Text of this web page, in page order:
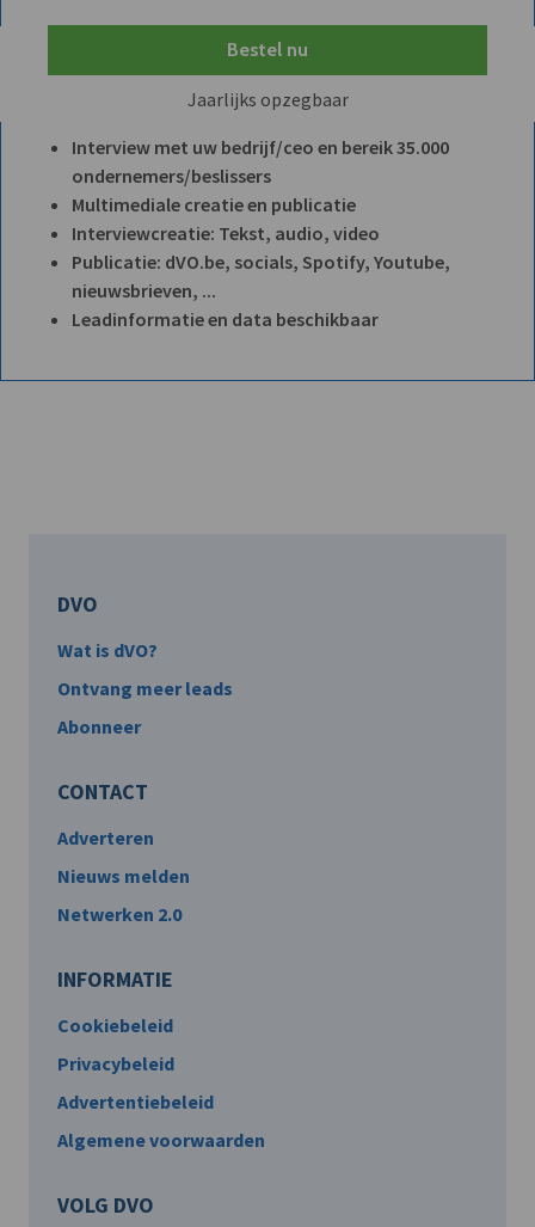
Bestel nu
Jaarlijks opzegbaar
Interview met uw bedrijf/ceo en bereik 35.000
ondernemers/beslissers
Multimediale creatie en publicatie
Interviewcreatie: Tekst, audio, video
Publicatie: dVO.be, socials, Spotify, Youtube,
nieuwsbrieven, ...
Leadinformatie en data beschikbaar
DVO
Wat is dVO?
Ontvang meer leads
Abonneer
CONTACT
Adverteren
Nieuws melden
Netwerken 2.0
INFORMATIE
Cookiebeleid
Privacybeleid
Advertentiebeleid
Algemene voorwaarden
VOLG DVO